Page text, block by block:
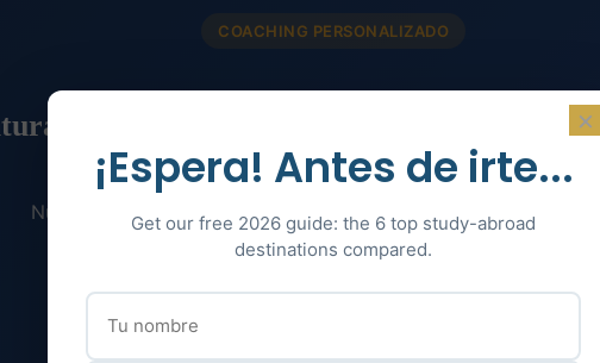
COACHING PERSONALIZADO
Nuestros expertos en admisiones internacionales te
cada paso: estrategia, expediente, entrevistas y mucho más.
Descubrir nuestro acompañamiento →
×
¡Espera! Antes de irte...
Get our free 2026 guide: the 6 top study-abroad
destinations compared.